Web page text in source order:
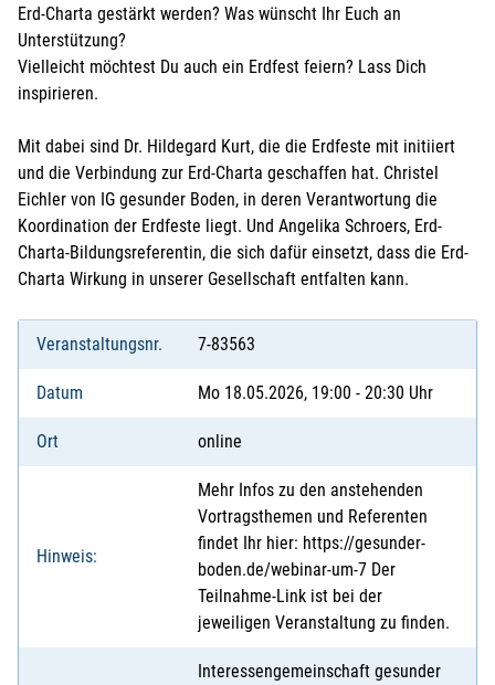
Erd-Charta gestärkt werden? Was wünscht Ihr Euch an
Unterstützung?
Vielleicht möchtest Du auch ein Erdfest feiern? Lass Dich
inspirieren.
Mit dabei sind Dr. Hildegard Kurt, die die Erdfeste mit initiiert
und die Verbindung zur Erd-Charta geschaffen hat. Christel
Eichler von IG gesunder Boden, in deren Verantwortung die
Koordination der Erdfeste liegt. Und Angelika Schroers, Erd-
Charta-Bildungsreferentin, die sich dafür einsetzt, dass die Erd-
Charta Wirkung in unserer Gesellschaft entfalten kann.
Veranstaltungsnr. 7-83563
Datum Mo 18.05.2026, 19:00 - 20:30 Uhr
Ort online
Hinweis:
Mehr Infos zu den anstehenden
Vortragsthemen und Referenten
findet Ihr hier: https://gesunder-
boden.de/webinar-um-7 Der
Teilnahme-Link ist bei der
jeweiligen Veranstaltung zu finden.
Interessengemeinschaft gesunder